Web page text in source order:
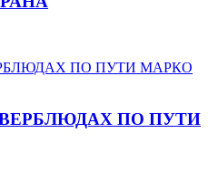
ПО ПУТИ